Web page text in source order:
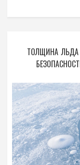
ТОЛЩИНА